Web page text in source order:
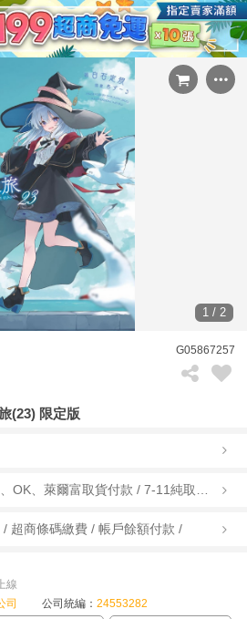
1 / 2
G05867257
(23) 限定版
超商條碼繳費 / 帳戶餘額付款 /
線
司 公司統編： 24553282